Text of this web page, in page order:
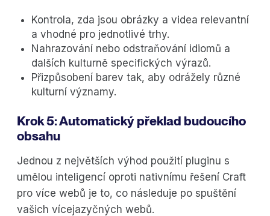
Kontrola, zda jsou obrázky a videa relevantní
a vhodné pro jednotlivé trhy.
Nahrazování nebo odstraňování idiomů a
dalších kulturně specifických výrazů.
Přizpůsobení barev tak, aby odrážely různé
kulturní významy.
Krok 5: Automatický překlad budoucího
obsahu
Jednou z největších výhod použití pluginu s
umělou inteligencí oproti nativnímu řešení Craft
pro více webů je to, co následuje po spuštění
vašich vícejazyčných webů.